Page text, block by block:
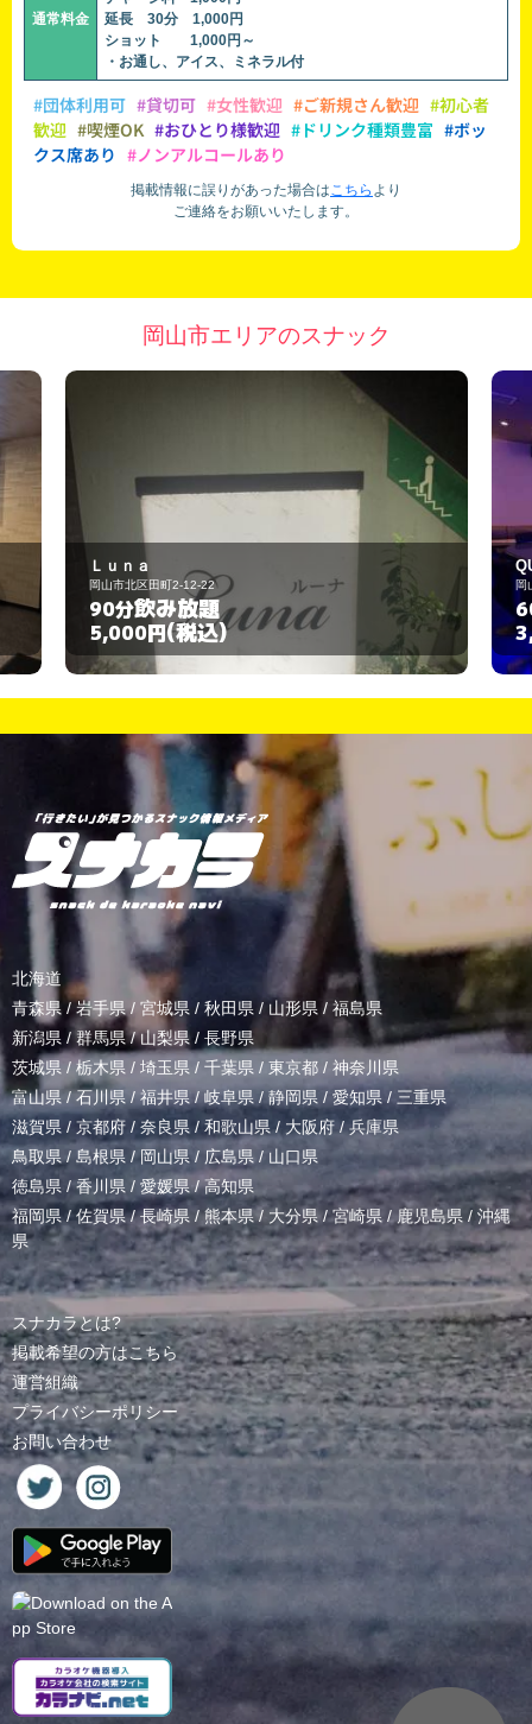
通常料金
延長 30分 1,000円
ショット 1,000円～
・お通し、アイス、ミネラル付
#団体利用可 #貸切可 #女性歓迎 #ご新規さん歓迎 #初心者
歓迎 #喫煙OK #おひとり様歓迎 #ドリンク種類豊富 #ボッ
クス席あり #ノンアルコールあり
掲載情報に誤りがあった場合はこちら より
ご連絡をお願いいたします。
岡山市エリアのスナック
Ｌｕｎａ
岡山市北区田町2-12-22
90分飲み放題
5,000円(税込)
岡
北海道
青森県 / 岩手県/ 宮城県 / 秋田県 / 山形県/ 福島県
新潟県 /群馬県/山梨県 / 長野県
茨城県 / 栃木県 / 埼玉県 / 千葉県 / 東京都 / 神奈川県
富山県 /石川県/福井県/岐阜県 / 静岡県 / 愛知県 / 三重県
滋賀県 / 京都府 / 奈良県 / 和歌山県/ 大阪府 /兵庫県
鳥取県/ 島根県 /岡山県/ 広島県 / 山口県
徳島県 /香川県 / 愛媛県/高知県
福岡県/佐賀県/長崎県 /熊本県/ 大分県/宮崎県 /鹿児島県 / 沖縄
県
スナカラとは?
掲載希望の方はこちら
運営組織
プライバシーポリシー
お問い合わせ